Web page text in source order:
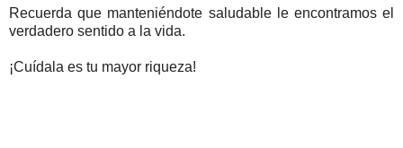
Recuerda que manteniéndote saludable le encontramos el
verdadero sentido a la vida.
¡Cuídala es tu mayor riqueza!